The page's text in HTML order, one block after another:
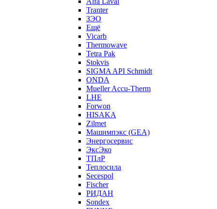
Tranter
ЗЭО
Ещё
Vicarb
Thermowave
Tetra Pak
Stokvis
SIGMA API Schmidt
ONDA
Mueller Accu-Therm
LHE
Forwon
HISAKA
Zilmet
Машимпэкс (GEA)
Энергосервис
ЭксЭко
ТПлР
Теплосила
Secespol
Fischer
РИДАН
Sondex